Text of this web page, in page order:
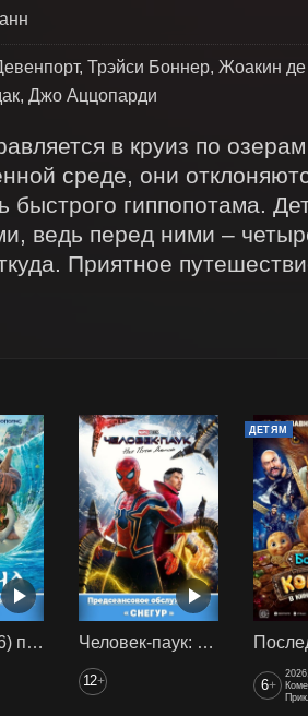
Трэйси Боннер, Жоакин
Джо Аццопарди
в круиз по
среде, они
быстрого гиппопотама.
ведь перед ними –
Приятное
Моана( 2016) предс. обсл. Снегур Человек-паук: Нет пути домой (2021) предс. обсл. Снегур
12+
ДЕТЯМ
6+